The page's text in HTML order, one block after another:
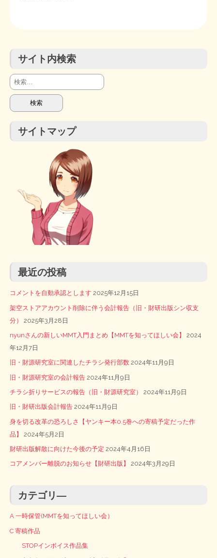
サイト内検索
検
索:
サイトマップ
最近の投稿
コメントを自動承認とします 2025年12月15日
架空ストアアカウント削除に伴う会計報告（旧・財研出版シン収支
分）
2025年3月28日
nyunさんの新しいMMT入門まとめ【MMTを知ってほしい会】
2024
年12月7日
旧・財源研究室に関連したチラシ発行部数 2024年11月9日
旧・財源研究室の会計報告 2024年11月9日
チラシ折りサービスの報告（旧・財源研究室） 2024年11月9日
旧・財研出版会計報告 2024年11月9日
身を切る改革の恐ろしさ【ヤンキー本0.5巻への寄稿予定だった作
品】
2024年5月2日
財研出版解散に向けた今後の予定 2024年4月16日
コアメンバー離脱のお知らせ【財研出版】 2024年3月29日
カテゴリ―
A 一時保管(MMTを知ってほしい会）
C 寄稿作品
STOPインボイス作品集